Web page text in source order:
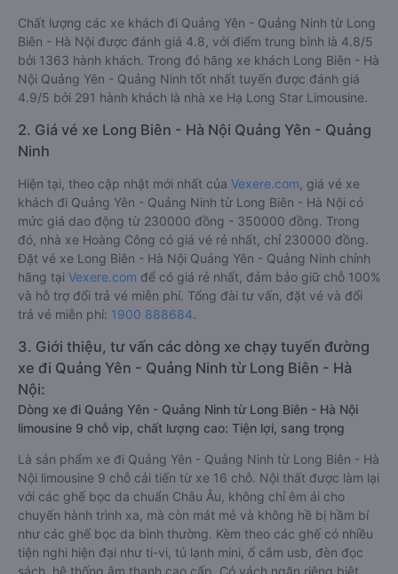
Chất lượng các xe khách đi Quảng Yên - Quảng Ninh từ Long
Biên - Hà Nội được đánh giá 4.8, với điểm trung bình là 4.8/5
bởi 1363 hành khách. Trong đó hãng xe khách Long Biên - Hà
Nội Quảng Yên - Quảng Ninh tốt nhất tuyến được đánh giá
4.9/5 bởi 291 hành khách là nhà xe Hạ Long Star Limousine.
2. Giá vé xe Long Biên - Hà Nội Quảng Yên - Quảng
Ninh
Hiện tại, theo cập nhật mới nhất của Vexere.com , giá vé xe
khách đi Quảng Yên - Quảng Ninh từ Long Biên - Hà Nội có
mức giá dao động từ 230000 đồng - 350000 đồng. Trong
đó, nhà xe Hoàng Công có giá vé rẻ nhất, chỉ 230000 đồng.
Đặt vé xe Long Biên - Hà Nội Quảng Yên - Quảng Ninh chính
hãng tại Vexere.com để có giá rẻ nhất, đảm bảo giữ chỗ 100%
và hỗ trợ đổi trả vé miễn phí. Tổng đài tư vấn, đặt vé và đổi
trả vé miễn phí: 1900 888684.
3. Giới thiệu, tư vấn các dòng xe chạy tuyến đường
xe đi Quảng Yên - Quảng Ninh từ Long Biên - Hà
Nội:
Dòng xe đi Quảng Yên - Quảng Ninh từ Long Biên - Hà Nội
limousine 9 chỗ vip, chất lượng cao: Tiện lợi, sang trọng
Là sản phẩm xe đi Quảng Yên - Quảng Ninh từ Long Biên - Hà
Nội limousine 9 chỗ cải tiến từ xe 16 chỗ. Nội thất được làm lại
với các ghế bọc da chuẩn Châu Âu, không chỉ êm ái cho
chuyến hành trình xa, mà còn mát mẻ và không hề bị hầm bí
như các ghế bọc da bình thường. Kèm theo các ghế có nhiều
tiện nghi hiện đại như ti-vi, tủ lạnh mini, ổ cắm usb, đèn đọc
sách, hệ thống âm thanh cao cấp. Có vách ngăn riêng biệt